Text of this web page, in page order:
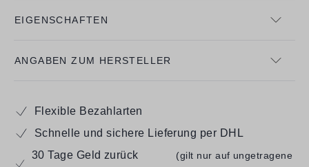
EIGENSCHAFTEN
ANGABEN ZUM HERSTELLER
Flexible Bezahlarten
Schnelle und sichere Lieferung per DHL
30 Tage Geld zurück
(gilt nur auf ungetragene